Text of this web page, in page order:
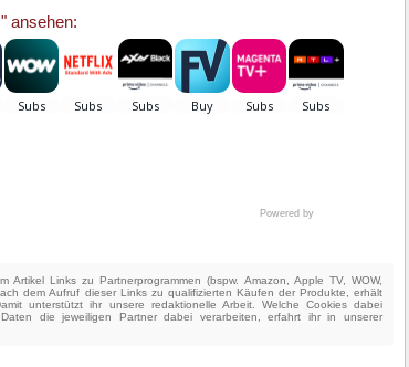
ansehen:
Powered by
Artikel Links zu Partnerprogrammen (bspw. Amazon, Apple TV, WOW,
dem Aufruf dieser Links zu qualifizierten Käufen der Produkte, erhält
unterstützt ihr unsere redaktionelle Arbeit. Welche Cookies dabei
die jeweiligen Partner dabei verarbeiten, erfahrt ihr in unserer